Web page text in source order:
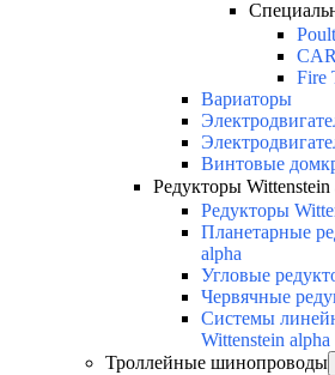
Fire
Вариаторы
Винтовые
Редукторы Wittenstein
Редукторы
Планетарные
alpha
Угловые
Червячные
Системы
Wittenstein alpha
Троллейные шинопроводы